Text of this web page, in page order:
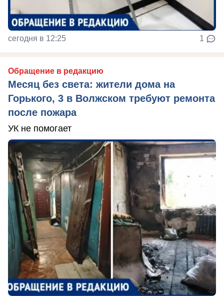
сегодня в 12:25 1
Обращение в редакцию
Месяц без света: жители дома на
Горького, 3 в Волжском требуют ремонта
после пожара
УК не помогает